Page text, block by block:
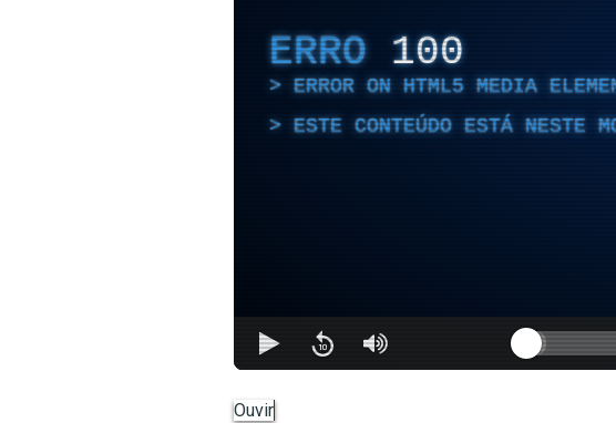
ERRO 100
ERROR ON HTML5 MEDIA
ESTE CONTEÚDO ESTÁ NESTE
Ouvir